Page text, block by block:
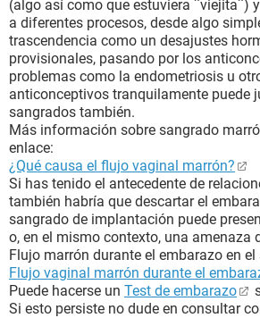
(algo así como que estuviera ¨viejita¨)
a diferentes procesos, desde algo
trascendencia como un desajustes
provisionales, pasando por los
problemas como la endometriosis u
anticonceptivos tranquilamente puede
sangrados también.
Más información sobre sangrado
enlace:
¿Qué causa el flujo vaginal marrón?
Si has tenido el antecedente de
también habría que descartar el
sangrado de implantación puede
o, en el mismo contexto, una amenaza
Flujo marrón durante el embarazo en el
Flujo vaginal marrón durante el
Puede hacerse un Test de embarazo
Si esto persiste no dude en consultar